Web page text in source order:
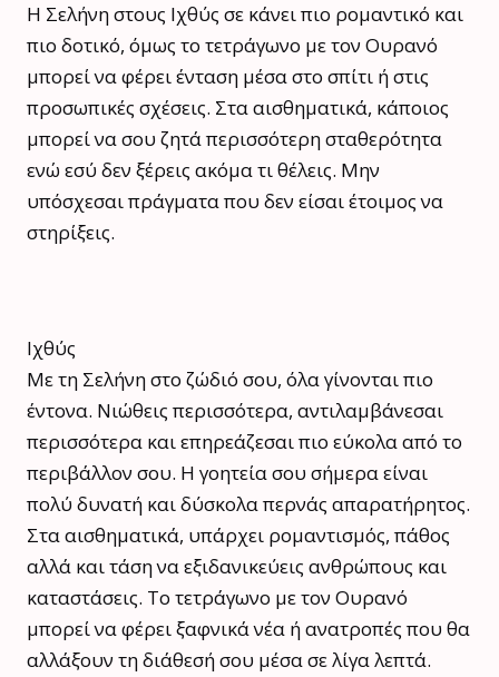
Η Σελήνη στους Ιχθύς σε κάνει πιο ρομαντικό και
πιο δοτικό, όμως το τετράγωνο με τον Ουρανό
μπορεί να φέρει ένταση μέσα στο σπίτι ή στις
προσωπικές σχέσεις. Στα αισθηματικά, κάποιος
μπορεί να σου ζητά περισσότερη σταθερότητα
ενώ εσύ δεν ξέρεις ακόμα τι θέλεις. Μην
υπόσχεσαι πράγματα που δεν είσαι έτοιμος να
στηρίξεις.
Ιχθύς
Με τη Σελήνη στο ζώδιό σου, όλα γίνονται πιο
έντονα. Νιώθεις περισσότερα, αντιλαμβάνεσαι
περισσότερα και επηρεάζεσαι πιο εύκολα από το
περιβάλλον σου. Η γοητεία σου σήμερα είναι
πολύ δυνατή και δύσκολα περνάς απαρατήρητος.
Στα αισθηματικά, υπάρχει ρομαντισμός, πάθος
αλλά και τάση να εξιδανικεύεις ανθρώπους και
καταστάσεις. Το τετράγωνο με τον Ουρανό
μπορεί να φέρει ξαφνικά νέα ή ανατροπές που θα
αλλάξουν τη διάθεσή σου μέσα σε λίγα λεπτά.